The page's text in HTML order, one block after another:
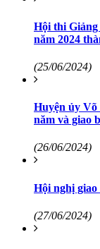
Hội thi
năm 2024
(25/06/2024)
Huyện ủy Võ
năm và giao
(26/06/2024)
Hội nghị
(27/06/2024)